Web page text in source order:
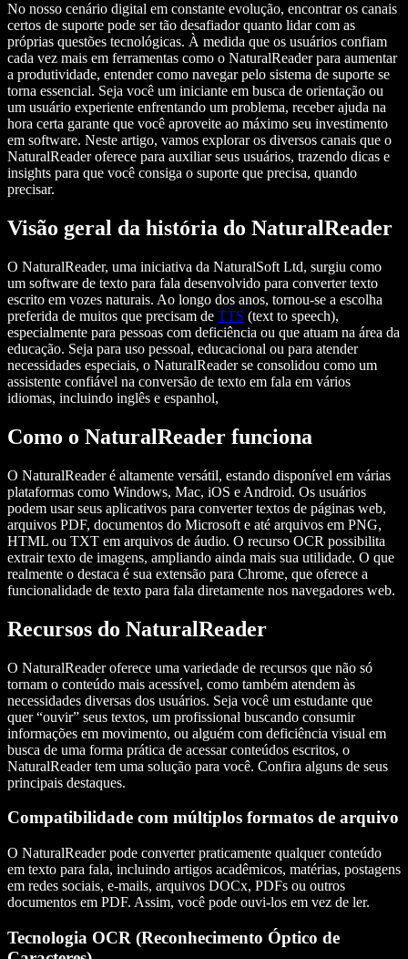
No nosso cenário digital em constante evolução, encontrar os canais
certos de suporte pode ser tão desafiador quanto lidar com as
próprias questões tecnológicas. À medida que os usuários confiam
cada vez mais em ferramentas como o NaturalReader para aumentar
a produtividade, entender como navegar pelo sistema de suporte se
torna essencial. Seja você um iniciante em busca de orientação ou
um usuário experiente enfrentando um problema, receber ajuda na
hora certa garante que você aproveite ao máximo seu investimento
em software. Neste artigo, vamos explorar os diversos canais que o
NaturalReader oferece para auxiliar seus usuários, trazendo dicas e
insights para que você consiga o suporte que precisa, quando
precisar.
Visão geral da história do NaturalReader
O NaturalReader, uma iniciativa da NaturalSoft Ltd, surgiu como
um software de texto para fala desenvolvido para converter texto
escrito em vozes naturais. Ao longo dos anos, tornou-se a escolha
preferida de muitos que precisam de TTS (text to speech),
especialmente para pessoas com deficiência ou que atuam na área da
educação. Seja para uso pessoal, educacional ou para atender
necessidades especiais, o NaturalReader se consolidou como um
assistente confiável na conversão de texto em fala em vários
idiomas, incluindo inglês e espanhol,
Como o NaturalReader funciona
O NaturalReader é altamente versátil, estando disponível em várias
plataformas como Windows, Mac, iOS e Android. Os usuários
podem usar seus aplicativos para converter textos de páginas web,
arquivos PDF, documentos do Microsoft e até arquivos em PNG,
HTML ou TXT em arquivos de áudio. O recurso OCR possibilita
extrair texto de imagens, ampliando ainda mais sua utilidade. O que
realmente o destaca é sua extensão para Chrome, que oferece a
funcionalidade de texto para fala diretamente nos navegadores web.
Recursos do NaturalReader
O NaturalReader oferece uma variedade de recursos que não só
tornam o conteúdo mais acessível, como também atendem às
necessidades diversas dos usuários. Seja você um estudante que
quer “ouvir” seus textos, um profissional buscando consumir
informações em movimento, ou alguém com deficiência visual em
busca de uma forma prática de acessar conteúdos escritos, o
NaturalReader tem uma solução para você. Confira alguns de seus
principais destaques.
Compatibilidade com múltiplos formatos de arquivo
O NaturalReader pode converter praticamente qualquer conteúdo
em texto para fala, incluindo artigos acadêmicos, matérias, postagens
em redes sociais, e-mails, arquivos DOCx, PDFs ou outros
documentos em PDF. Assim, você pode ouvi-los em vez de ler.
Tecnologia OCR (Reconhecimento Óptico de